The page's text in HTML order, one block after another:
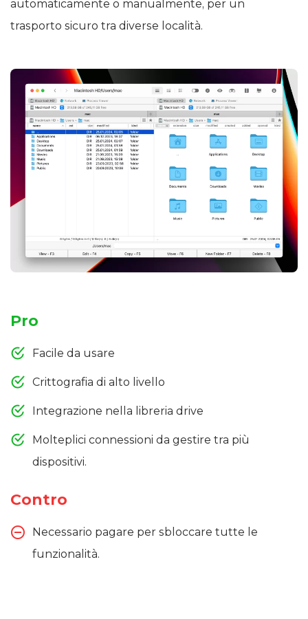
automaticamente o manualmente, per un
trasporto sicuro tra diverse località.
Pro
Facile da usare
Crittografia di alto livello
Integrazione nella libreria drive
Molteplici connessioni da gestire tra più
dispositivi.
Contro
Necessario pagare per sbloccare tutte le
funzionalità.